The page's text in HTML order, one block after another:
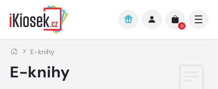
Přejít na hlavní obsah
0
E-knihy
E-knihy